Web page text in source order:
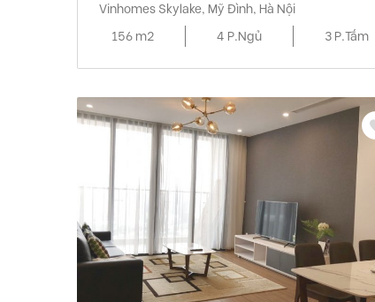
Vinhomes Skylake, Mỹ Đình, Hà Nội
156 m2
4 P.Ngủ 3 P.Tắm